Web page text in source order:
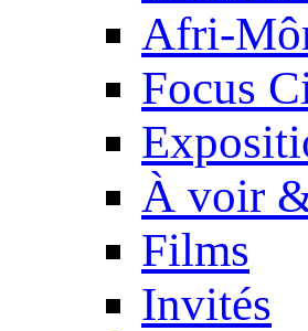
Afri-
Focus
À voir
Films
Invités